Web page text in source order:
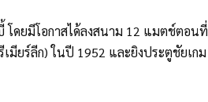
ดยมีโอกาสได้ลงสนาม 12 แมตช์ตอนที่
ยร์ลีก) ในปี 1952 และยิงประตูชัยเกม